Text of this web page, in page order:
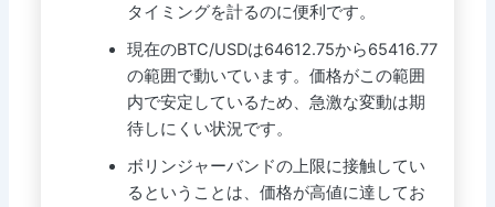
タイミングを計るのに便利です。
現在のBTC/USDは64612.75から65416.77
の範囲で動いています。価格がこの範囲
内で安定しているため、急激な変動は期
待しにくい状況です。
ボリンジャーバンドの上限に接触してい
るということは、価格が高値に達してお